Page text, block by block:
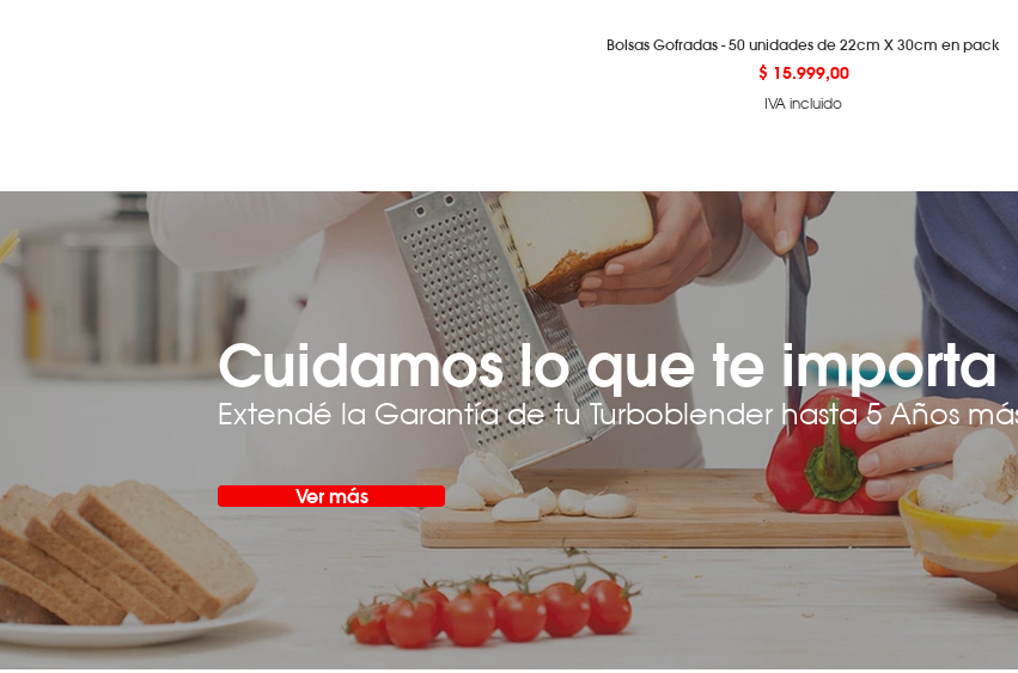
Bolsas Gofradas - 50 unidades de 22cm X 30cm en pack
Precio
$ 15.999,00
IVA incluido
Cuidamos lo que te importa
Extendé la Garantía de tu Turboblender hasta 5 Años
Ver más